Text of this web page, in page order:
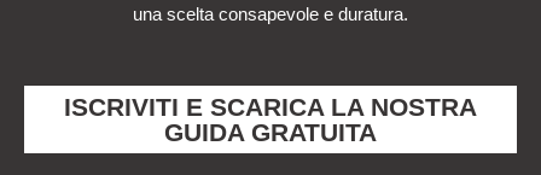
una scelta consapevole e duratura.
ISCRIVITI E SCARICA LA NOSTRA
GUIDA GRATUITA